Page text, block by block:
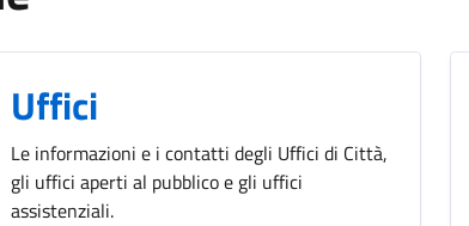
Uffici
Le informazioni e i contatti degli Uffici di Città,
gli uffici aperti al pubblico e gli uffici
assistenziali.